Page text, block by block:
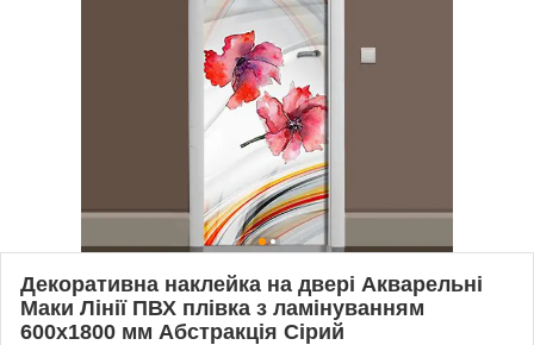
Декоративна наклейка на двері Акварельні
Маки Лінії ПВХ плівка з ламінуванням
600х1800 мм Абстракція Сірий